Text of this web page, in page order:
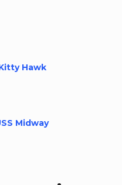
Hawk
Midway